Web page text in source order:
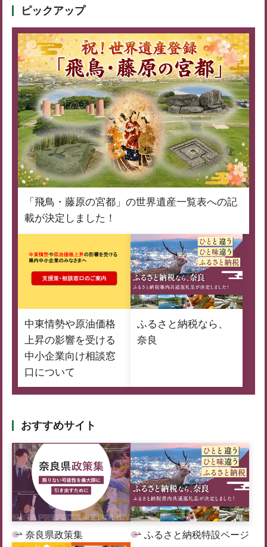
ピックアップ
「飛鳥・藤原の宮都」の世界遺産一覧表への記
載が決定しました！
中東情勢や原油価格
上昇の影響を受ける
中小企業向け相談窓
口について
ふるさと納税なら、
奈良
おすすめサイト
奈良県政策集 ふるさと納税特設ページ